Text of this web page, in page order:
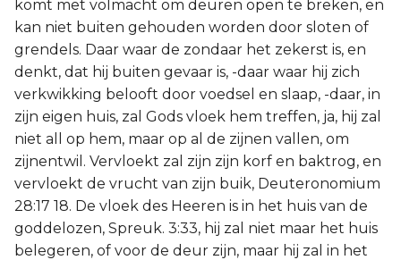
komt met volmacht om deuren open te breken, en
kan niet buiten gehouden worden door sloten of
grendels. Daar waar de zondaar het zekerst is, en
denkt, dat hij buiten gevaar is, -daar waar hij zich
verkwikking belooft door voedsel en slaap, -daar, in
zijn eigen huis, zal Gods vloek hem treffen, ja, hij zal
niet all op hem, maar op al de zijnen vallen, om
zijnentwil. Vervloekt zal zijn zijn korf en baktrog, en
vervloekt de vrucht van zijn buik, Deuteronomium
28:17 18. De vloek des Heeren is in het huis van de
goddelozen, Spreuk. 3:33, hij zal niet maar het huis
belegeren, of voor de deur zijn, maar hij zal in het